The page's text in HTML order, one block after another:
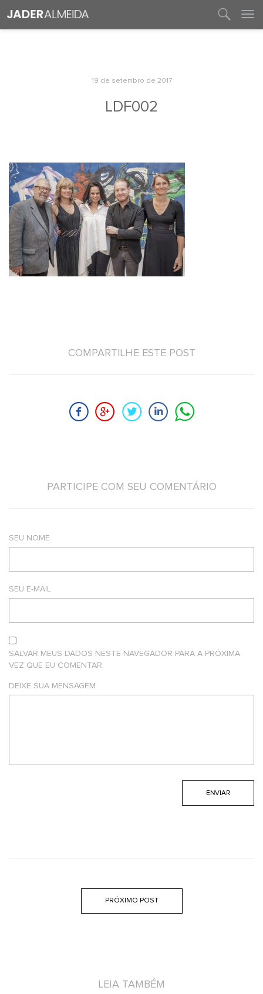
19 de setembro de 2017
LDF002
COMPARTILHE ESTE POST
PARTICIPE COM SEU COMENTÁRIO
SEU NOME
SEU E-MAIL
SALVAR MEUS DADOS NESTE NAVEGADOR PARA A PRÓXIMA
VEZ QUE EU COMENTAR.
DEIXE SUA MENSAGEM
PRÓXIMO POST
LEIA TAMBÉM